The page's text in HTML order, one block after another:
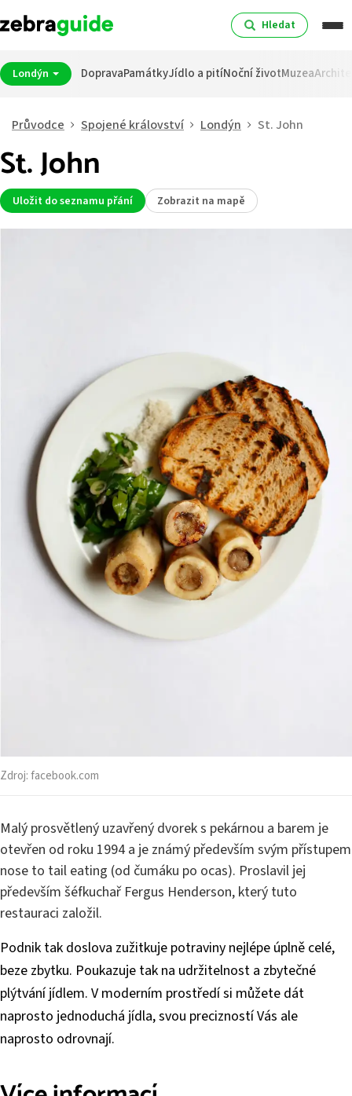
Hledat
Londýn DopravaPamátkyJídlo a pitíNoční životMuzea
Průvodce Spojené království Londýn St. John
St. John
Uložit do seznamu přání Zobrazit na mapě
Zdroj:facebook.com
Malý prosvětlený uzavřený dvorek s pekárnou a barem je
otevřen od roku 1994 a je známý především svým přístupem
nose to tail eating (od čumáku po ocas). Proslavil jej
především šéfkuchař Fergus Henderson, který tuto
restauraci založil.
Podnik tak doslova zužitkuje potraviny nejlépe úplně celé,
beze zbytku. Poukazuje tak na udržitelnost a zbytečné
plýtvání jídlem. V moderním prostředí si můžete dát
naprosto jednoduchá jídla, svou precizností Vás ale
naprosto odrovnají.